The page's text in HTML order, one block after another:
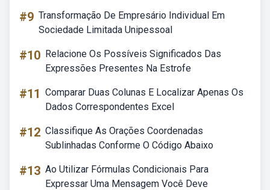
#9 Transformação De Empresário Individual Em
Sociedade Limitada Unipessoal
#10 Relacione Os Possíveis Significados Das
Expressões Presentes Na Estrofe
#11 Comparar Duas Colunas E Localizar Apenas Os
Dados Correspondentes Excel
#12 Classifique As Orações Coordenadas
Sublinhadas Conforme O Código Abaixo
#13 Ao Utilizar Fórmulas Condicionais Para
Expressar Uma Mensagem Você Deve